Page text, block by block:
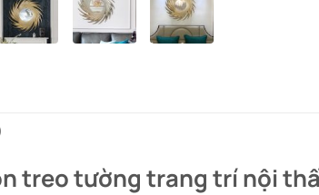
treo tường trang trí nội